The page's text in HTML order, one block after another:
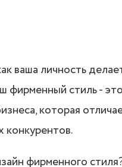
ваша личность
фирменный стиль -
которая
конкурентов.
фирменного